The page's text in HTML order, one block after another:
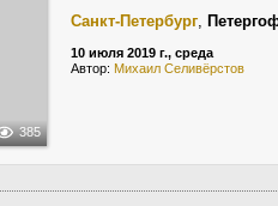
385
Санкт-Петербург,
10 июля 2019 г., среда
Автор: Михаил Селивёрстов